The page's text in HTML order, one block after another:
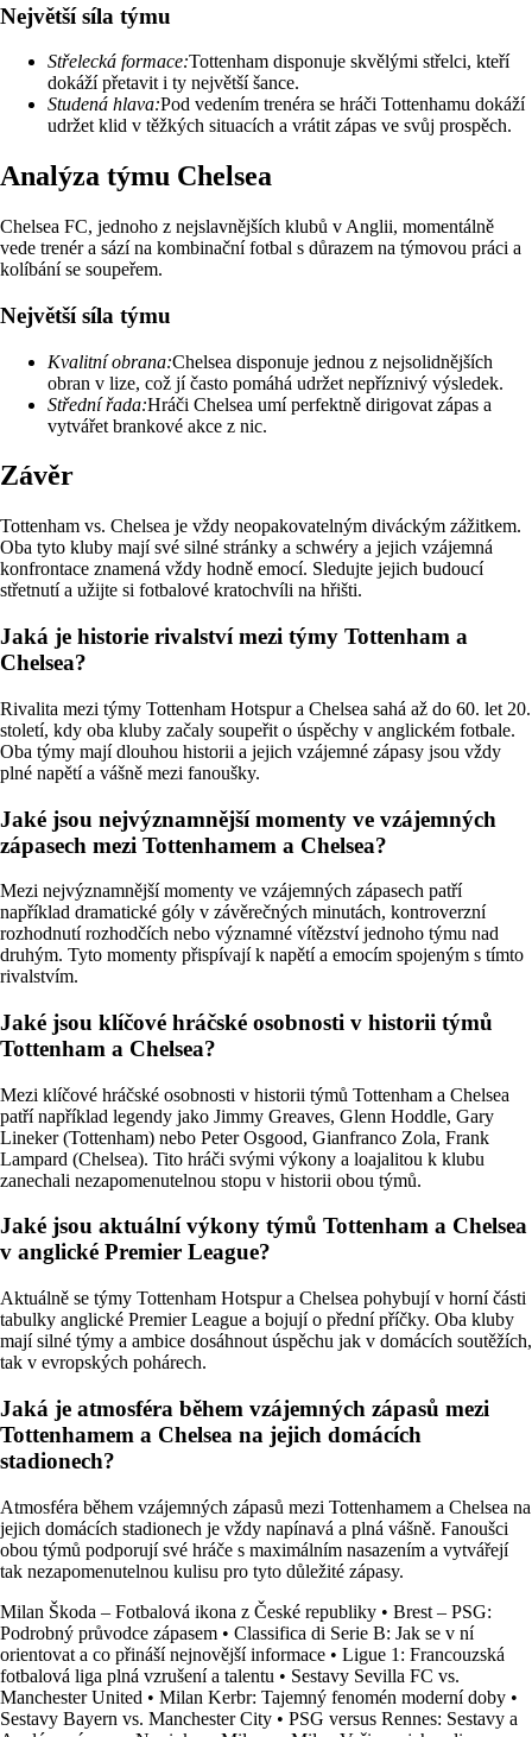
Největší síla týmu
Střelecká formace:Tottenham disponuje skvělými střelci, kteří
dokáží přetavit i ty největší šance.
Studená hlava:Pod vedením trenéra se hráči Tottenhamu dokáží
udržet klid v těžkých situacích a vrátit zápas ve svůj prospěch.
Analýza týmu Chelsea
Chelsea FC, jednoho z nejslavnějších klubů v Anglii, momentálně
vede trenér a sází na kombinační fotbal s důrazem na týmovou práci a
kolíbání se soupeřem.
Největší síla týmu
Kvalitní obrana:Chelsea disponuje jednou z nejsolidnějších
obran v lize, což jí často pomáhá udržet nepříznivý výsledek.
Střední řada:Hráči Chelsea umí perfektně dirigovat zápas a
vytvářet brankové akce z nic.
Závěr
Tottenham vs. Chelsea je vždy neopakovatelným diváckým zážitkem.
Oba tyto kluby mají své silné stránky a schwéry a jejich vzájemná
konfrontace znamená vždy hodně emocí. Sledujte jejich budoucí
střetnutí a užijte si fotbalové kratochvíli na hřišti.
Jaká je historie rivalství mezi týmy Tottenham a
Chelsea?
Rivalita mezi týmy Tottenham Hotspur a Chelsea sahá až do 60. let 20.
století, kdy oba kluby začaly soupeřit o úspěchy v anglickém fotbale.
Oba týmy mají dlouhou historii a jejich vzájemné zápasy jsou vždy
plné napětí a vášně mezi fanoušky.
Jaké jsou nejvýznamnější momenty ve vzájemných
zápasech mezi Tottenhamem a Chelsea?
Mezi nejvýznamnější momenty ve vzájemných zápasech patří
například dramatické góly v závěrečných minutách, kontroverzní
rozhodnutí rozhodčích nebo významné vítězství jednoho týmu nad
druhým. Tyto momenty přispívají k napětí a emocím spojeným s tímto
rivalstvím.
Jaké jsou klíčové hráčské osobnosti v historii týmů
Tottenham a Chelsea?
Mezi klíčové hráčské osobnosti v historii týmů Tottenham a Chelsea
patří například legendy jako Jimmy Greaves, Glenn Hoddle, Gary
Lineker (Tottenham) nebo Peter Osgood, Gianfranco Zola, Frank
Lampard (Chelsea). Tito hráči svými výkony a loajalitou k klubu
zanechali nezapomenutelnou stopu v historii obou týmů.
Jaké jsou aktuální výkony týmů Tottenham a Chelsea
v anglické Premier League?
Aktuálně se týmy Tottenham Hotspur a Chelsea pohybují v horní části
tabulky anglické Premier League a bojují o přední příčky. Oba kluby
mají silné týmy a ambice dosáhnout úspěchu jak v domácích soutěžích,
tak v evropských pohárech.
Jaká je atmosféra během vzájemných zápasů mezi
Tottenhamem a Chelsea na jejich domácích
stadionech?
Atmosféra během vzájemných zápasů mezi Tottenhamem a Chelsea na
jejich domácích stadionech je vždy napínavá a plná vášně. Fanoušci
obou týmů podporují své hráče s maximálním nasazením a vytvářejí
tak nezapomenutelnou kulisu pro tyto důležité zápasy.
Milan Škoda – Fotbalová ikona z České republiky • Brest – PSG:
Podrobný průvodce zápasem • Classifica di Serie B: Jak se v ní
orientovat a co přináší nejnovější informace • Ligue 1: Francouzská
fotbalová liga plná vzrušení a talentu • Sestavy Sevilla FC vs.
Manchester United • Milan Kerbr: Tajemný fenomén moderní doby •
Sestavy Bayern vs. Manchester City • PSG versus Rennes: Sestavy a